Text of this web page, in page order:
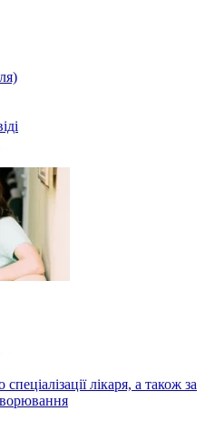
лікаря, а також за